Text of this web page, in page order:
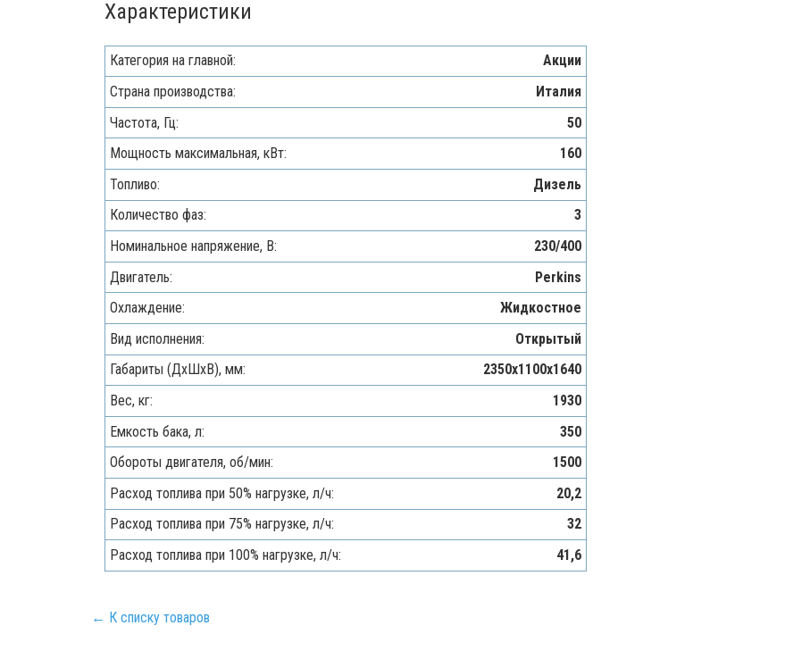
Характеристики
Категория на главной:
Акции
Страна производства:
Италия
Частота, Гц:
50
Мощность максимальная, кВт:
160
Топливо:
Дизель
Количество фаз:
3
Номинальное напряжение, В:
230/400
Двигатель:
Perkins
Охлаждение:
Жидкостное
Вид исполнения:
Открытый
Габариты (ДхШхВ), мм:
2350х1100х1640
Вес, кг:
1930
Емкость бака, л:
350
Обороты двигателя, об/мин:
1500
Расход топлива при 50% нагрузке, л/ч:
20,2
Расход топлива при 75% нагрузке, л/ч:
32
Расход топлива при 100% нагрузке, л/ч:
41,6
← К списку товаров